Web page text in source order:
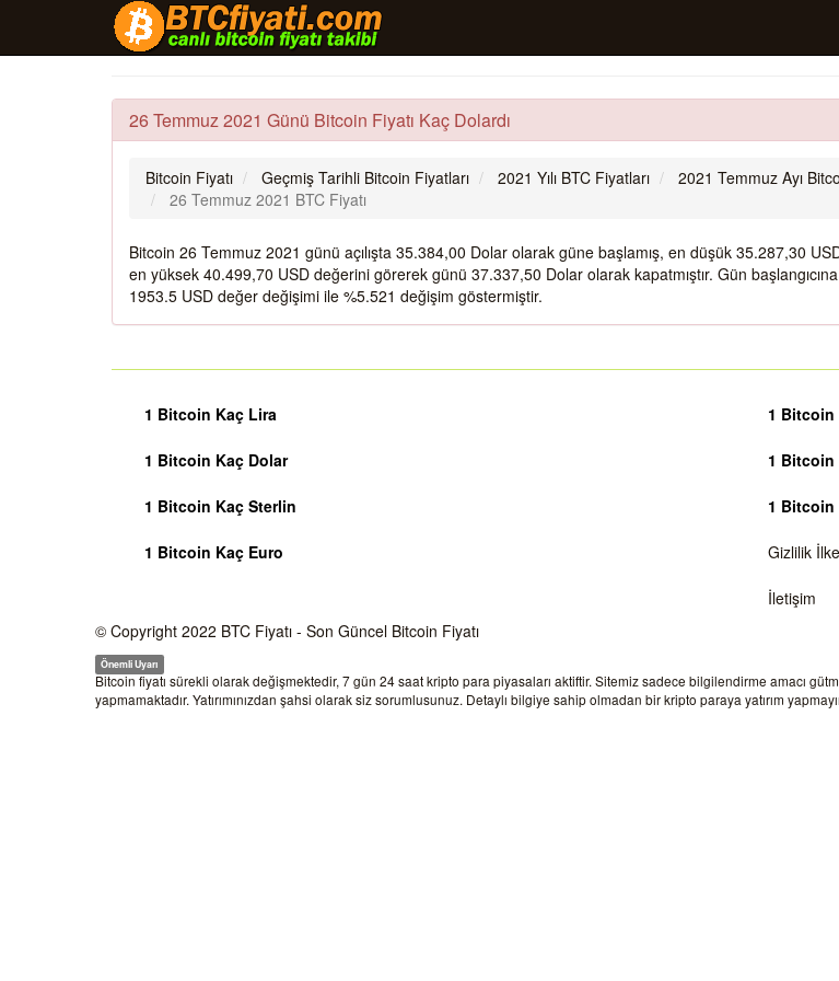
26 Temmuz 2021 Günü Bitcoin Fiyatı Kaç Dolardı
Bitcoin Fiyatı Geçmiş Tarihli Bitcoin Fiyatları 2021 Yılı BTC Fiyatları
2021 Temmuz Ayı
26 Temmuz 2021 BTC Fiyatı
Bitcoin 26 Temmuz 2021 günü açılışta 35.384,00 Dolar olarak güne başlamış, en düşük 35.287,30
en yüksek 40.499,70 USD değerini görerek günü 37.337,50 Dolar olarak kapatmıştır. Gün
1953.5 USD değer değişimi ile %5.521 değişim göstermiştir.
1 Bitcoin Kaç Lira
1 Bitcoin Kaç Dolar
1 Bitcoin Kaç Sterlin
1 Bitcoin Kaç Euro
1 Bitcoin
1 Bitcoin
1 Bitcoin
Gizlilik
İletişim
© Copyright 2022 BTC Fiyatı - Son Güncel Bitcoin Fiyatı
Önemli Uyarı
Bitcoin fiyatı sürekli olarak değişmektedir, 7 gün 24 saat kripto para piyasaları aktiftir. Sitemiz sadece bilgilendirme amacı
yapmamaktadır. Yatırımınızdan şahsi olarak siz sorumlusunuz. Detaylı bilgiye sahip olmadan bir kripto paraya yatırım